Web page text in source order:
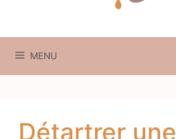
MENU
Détartrer une